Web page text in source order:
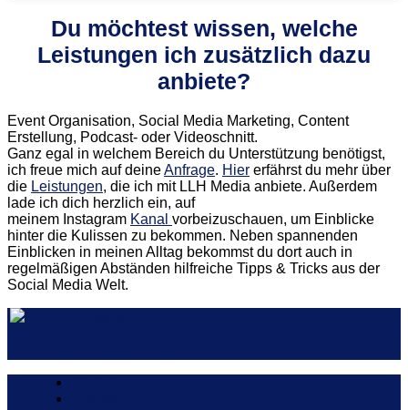
Du möchtest wissen, welche
Leistungen ich zusätzlich dazu
anbiete?
Event Organisation, Social Media Marketing, Content
Erstellung, Podcast- oder Videoschnitt.
Ganz egal in welchem Bereich du Unterstützung benötigst,
ich freue mich auf deineAnfrage. Hier erfährst du mehr über
die Leistungen, die ich mit LLH Media anbiete. Außerdem
lade ich dich herzlich ein, auf
meinem Instagram Kanal vorbeizuschauen, um Einblicke
hinter die Kulissen zu bekommen. Neben spannenden
Einblicken in meinen Alltag bekommst du dort auch in
regelmäßigen Abständen hilfreiche Tipps & Tricks aus der
Social Media Welt.